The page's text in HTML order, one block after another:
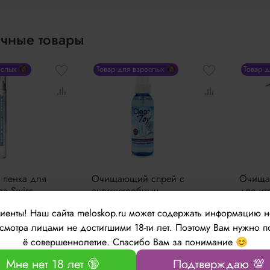
товары
🔞
для
Swiss
Товар для взрослых 🔞
Очищающий спрей с
антимикробным
Toy 100мл
477 руб
Товар
для
2118
Наш сайта meloskop.ru может содержать информацию
лицами не достигшими 18-ти лет. Поэтому Вам нужно
ё совершеннолетие. Спасибо Вам за понимание 😊
Мне нет 18 лет 🔞 Подтверждаю 💯